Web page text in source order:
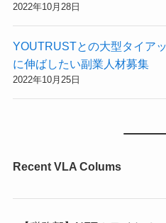
2022年10月28日
YOUTRUSTとの大型タイア
に伸ばしたい副業人材募集
2022年10月25日
Recent VLA Colums